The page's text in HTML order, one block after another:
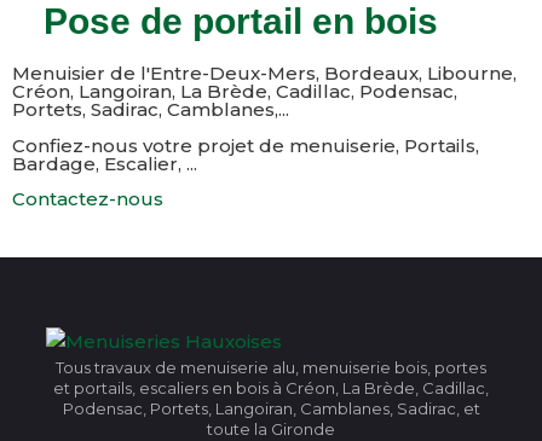
Pose de portail en bois
Menuisier de l'Entre-Deux-Mers, Bordeaux, Libourne,
Créon, Langoiran, La Brède, Cadillac, Podensac,
Portets, Sadirac, Camblanes,...​
Confiez-nous votre projet de menuiserie, Portails,
Bardage, Escalier, ...
Contactez-nous
Tous travaux de menuiserie alu, menuiserie bois, portes
et portails, escaliers en bois à Créon, La Brède, Cadillac,
Podensac, Portets, Langoiran, Camblanes, Sadirac, et
toute la Gironde